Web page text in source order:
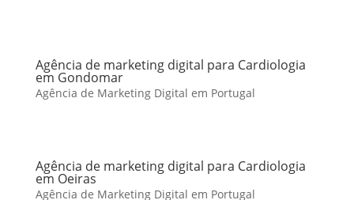
Agência de marketing digital para Cardiologia
em Gondomar
Agência de Marketing Digital em Portugal
Agência de marketing digital para Cardiologia
em Oeiras
Agência de Marketing Digital em Portugal